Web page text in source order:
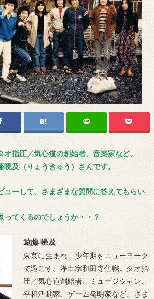
オ指圧／気心道の創始者、音楽家など、
及（りょうきゅう）さんです。
ューして、さまざまな質問に答えてもらい
ってくるのでしょうか・・？
遠藤 喨及
東京に生まれ、少年期をニューヨーク
で過ごす。浄土宗和田寺住職、タオ指
圧／気心道創始者、ミュージシャン、
平和活動家、ゲーム発明家など、さま